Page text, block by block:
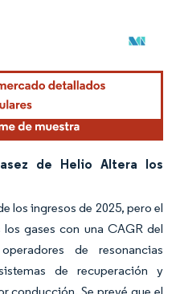
atribución según CC BY 4.0.
de Helio Altera los
los ingresos de 2025, pero el
gases con una CAGR del
de resonancias
de recuperación y